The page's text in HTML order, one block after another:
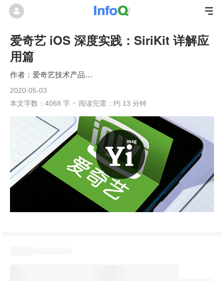
爱奇艺 iOS 深度实践：SiriKit 详解应
用篇
爱奇艺技术产品团队
2020-05-03
本文字数：4068 字
阅读完需：约 13 分钟